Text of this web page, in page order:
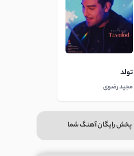
تولد
مجید رضوی
پخش رایگان آهنگ شما